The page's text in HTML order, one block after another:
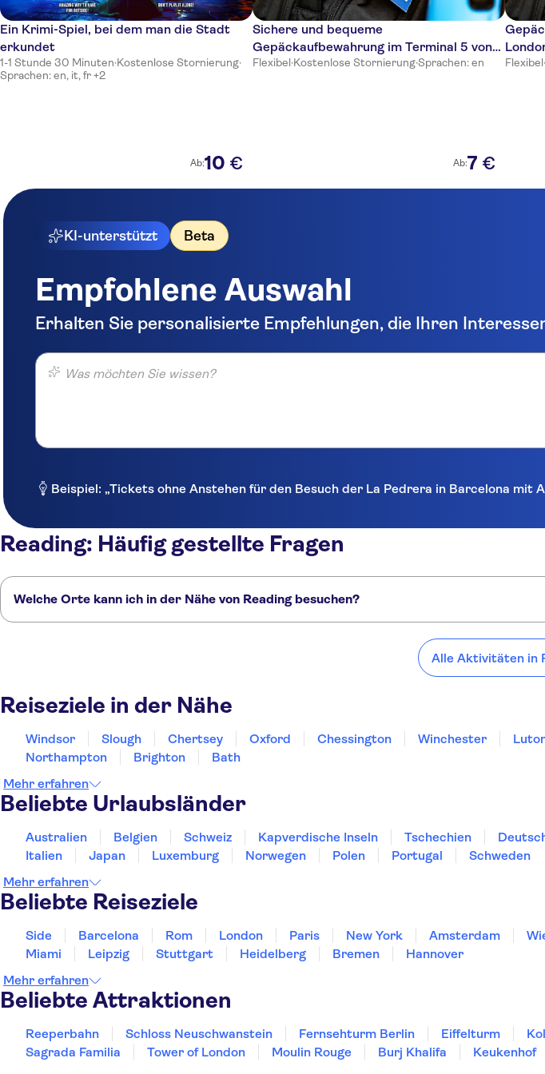
Ein Krimi-Spiel, bei dem man die Stadt
erkundet
1-1 Stunde 30 Minuten·Kostenlose Stornierung·
Sprachen: en, it, fr +2
Ab:10 €
Sichere und bequeme
Gepäckaufbewahrung im Terminal 5 von
London Heathrow
Flexibel·Kostenlose Stornierung·Sprachen: en
Ab:7 €
Flexibel·
KI-unterstützt Beta
Empfohlene Auswahl
Erhalten Sie personalisierte Empfehlungen, die Ihren
Was möchten Sie wissen?
Beispiel: „Tickets ohne Anstehen für den Besuch der La Pedrera in Barcelona mit
Reading: Häufig gestellte Fragen
Welche Orte kann ich in der Nähe von Reading besuchen?
Alle Aktivitäten in
Reiseziele in der Nähe
Windsor Slough Chertsey Oxford Chessington Winchester
Northampton
Brighton
Bath
Mehr erfahren
Beliebte Urlaubsländer
Australien Belgien Schweiz Kapverdische Inseln Tschechien
Italien
Japan Luxemburg Norwegen Polen Portugal
Schweden
Mehr erfahren
Beliebte Reiseziele
Side Barcelona Rom London Paris New York Amsterdam
Miami
Leipzig Stuttgart Heidelberg Bremen
Hannover
Mehr erfahren
Beliebte Attraktionen
Reeperbahn Schloss Neuschwanstein Fernsehturm Berlin Eiffelturm
Sagrada Familia
Tower of London Moulin Rouge Burj Khalifa Keukenhof